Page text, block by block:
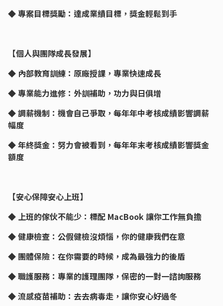
◆ 專案目標獎勵：達成業績目標，獎金輕鬆到手
【個人與團隊成長發展】
◆ 內部教育訓練：原廠授課，專業快速成長
◆ 專業能力進修：外訓補助，功力與日俱增
◆ 調薪機制：機會自己爭取，每年年中考核成績影響調薪
幅度
◆ 年終獎金：努力會被看到，每年年末考核成績影響獎金
額度
【安心保障安心上班】
◆ 上班的傢伙不能少：標配 MacBook 讓你工作無負擔
◆ 健康檢查：公假健檢沒煩惱，你的健康我們在意
◆ 團體保險：在你需要的時候，成為最強力的後盾
◆ 職護服務：專業的護理團隊，保密的一對一諮詢服務
◆ 流感疫苗補助：去去病毒走，讓你安心好過冬